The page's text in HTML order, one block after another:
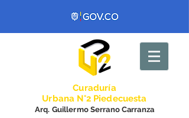
Curaduría
Urbana N°2 Piedecuesta
Arq. Guillermo Serrano Carranza